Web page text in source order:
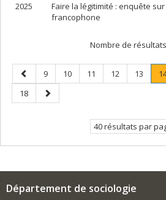
2025
Faire la légitimité : enquête
francophone
Nombre de
Page
précédente
Page
9 Page
10 Page
11 Page
12 Page
13
Page
18
Page
suivante
40 résultats par
Département de sociologie